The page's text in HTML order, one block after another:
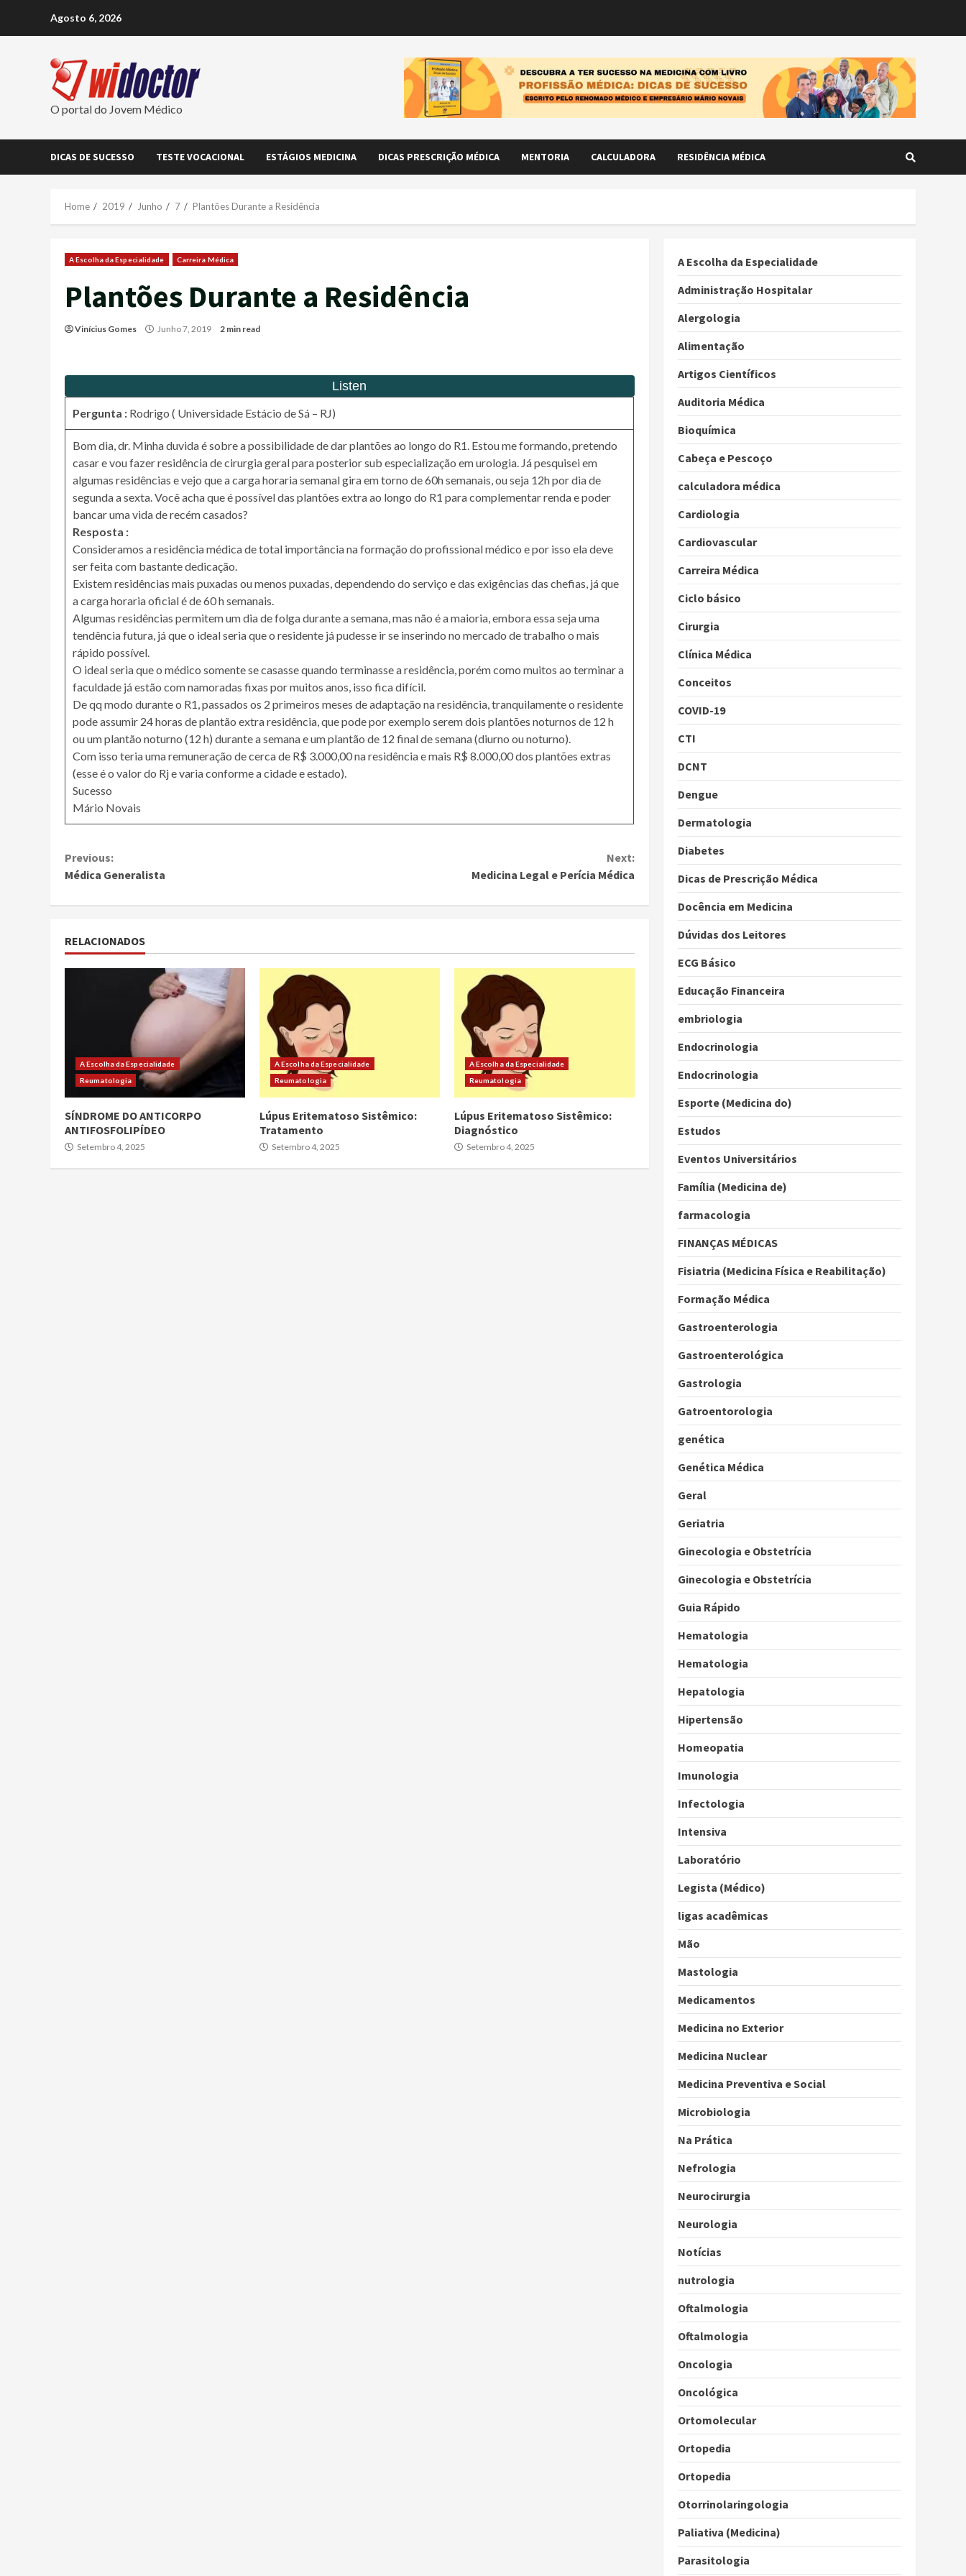
Agosto 6, 2026
O portal do Jovem Médico
DICAS DE SUCESSO TESTE VOCACIONAL ESTÁGIOS MEDICINA DICAS PRESCRIÇÃO MÉDICA MENTORIA CALCULADORA RESIDÊNCIA MÉDICA
Home 2019 Junho 7 Plantões Durante a Residência
A Escolha da Especialidade Carreira Médica
Plantões Durante a Residência
Vinícius Gomes Junho 7, 2019 2 min read
Pergunta : Rodrigo ( Universidade Estácio de Sá – RJ)
Bom dia, dr. Minha duvida é sobre a possibilidade de dar plantões ao longo do R1. Estou me formando, pretendo
casar e vou fazer residência de cirurgia geral para posterior sub especialização em urologia. Já pesquisei em
algumas residências e vejo que a carga horaria semanal gira em torno de 60h semanais, ou seja 12h por dia de
segunda a sexta. Você acha que é possível das plantões extra ao longo do R1 para complementar renda e poder
bancar uma vida de recém casados?
Resposta :
Consideramos a residência médica de total importância na formação do profissional médico e por isso ela deve
ser feita com bastante dedicação.
Existem residências mais puxadas ou menos puxadas, dependendo do serviço e das exigências das chefias, já que
a carga horaria oficial é de 60 h semanais.
Algumas residências permitem um dia de folga durante a semana, mas não é a maioria, embora essa seja uma
tendência futura, já que o ideal seria que o residente já pudesse ir se inserindo no mercado de trabalho o mais
rápido possível.
O ideal seria que o médico somente se casasse quando terminasse a residência, porém como muitos ao terminar a
faculdade já estão com namoradas fixas por muitos anos, isso fica difícil.
De qq modo durante o R1, passados os 2 primeiros meses de adaptação na residência, tranquilamente o residente
pode assumir 24 horas de plantão extra residência, que pode por exemplo serem dois plantões noturnos de 12 h
ou um plantão noturno (12 h) durante a semana e um plantão de 12 final de semana (diurno ou noturno).
Com isso teria uma remuneração de cerca de R$ 3.000,00 na residência e mais R$ 8.000,00 dos plantões extras
(esse é o valor do Rj e varia conforme a cidade e estado).
Sucesso
Mário Novais
Continue
Previous:
Médica Generalista
Next:
Medicina Legal e Perícia Médica
RELACIONADOS
A Escolha da Especialidade
Reumatologia
SÍNDROME DO ANTICORPO
ANTIFOSFOLIPÍDEO
Setembro 4, 2025
A Escolha da Especialidade
Reumatologia
Lúpus Eritematoso Sistêmico:
Tratamento
Setembro 4, 2025
A Escolha da Especialidade
Reumatologia
Lúpus Eritematoso Sistêmico:
Diagnóstico
Setembro 4, 2025
A Escolha da Especialidade
Administração Hospitalar
Alergologia
Alimentação
Artigos Científicos
Auditoria Médica
Bioquímica
Cabeça e Pescoço
calculadora médica
Cardiologia
Cardiovascular
Carreira Médica
Ciclo básico
Cirurgia
Clínica Médica
Conceitos
COVID-19
CTI
DCNT
Dengue
Dermatologia
Diabetes
Dicas de Prescrição Médica
Docência em Medicina
Dúvidas dos Leitores
ECG Básico
Educação Financeira
embriologia
Endocrinologia
Endocrinologia
Esporte (Medicina do)
Estudos
Eventos Universitários
Família (Medicina de)
farmacologia
FINANÇAS MÉDICAS
Fisiatria (Medicina Física e Reabilitação)
Formação Médica
Gastroenterologia
Gastroenterológica
Gastrologia
Gatroentorologia
genética
Genética Médica
Geral
Geriatria
Ginecologia e Obstetrícia
Ginecologia e Obstetrícia
Guia Rápido
Hematologia
Hematologia
Hepatologia
Hipertensão
Homeopatia
Imunologia
Infectologia
Intensiva
Laboratório
Legista (Médico)
ligas acadêmicas
Mão
Mastologia
Medicamentos
Medicina no Exterior
Medicina Nuclear
Medicina Preventiva e Social
Microbiologia
Na Prática
Nefrologia
Neurocirurgia
Neurologia
Notícias
nutrologia
Oftalmologia
Oftalmologia
Oncologia
Oncológica
Ortomolecular
Ortopedia
Ortopedia
Otorrinolaringologia
Paliativa (Medicina)
Parasitologia